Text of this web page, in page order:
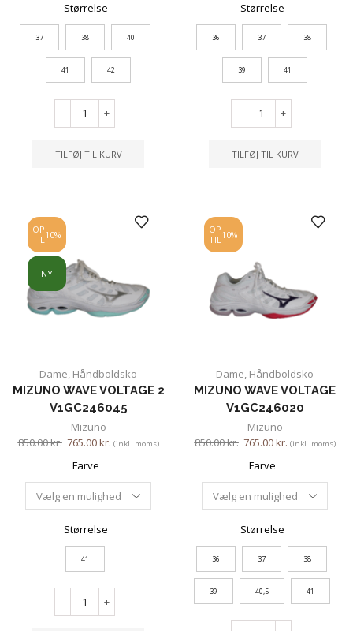
Størrelse
37 38 40
41 42
- +
TILFØJ TIL KURV
Størrelse
36 37 38
39 41
- +
TILFØJ TIL KURV
OP
TIL10%
NY
Dame, Håndboldsko
MIZUNO WAVE VOLTAGE 2
V1GC246045
Mizuno
850.00kr. 765.00kr. (inkl. moms)
Farve
Størrelse
41
- +
OP
TIL10%
Dame, Håndboldsko
MIZUNO WAVE VOLTAGE
V1GC246020
Mizuno
850.00kr. 765.00kr. (inkl. moms)
Farve
Størrelse
36 37 38
39 40,5 41